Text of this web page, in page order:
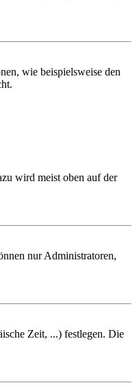
wie beispielsweise den
wird meist oben auf der
nur Administratoren,
Zeit, ...) festlegen. Die